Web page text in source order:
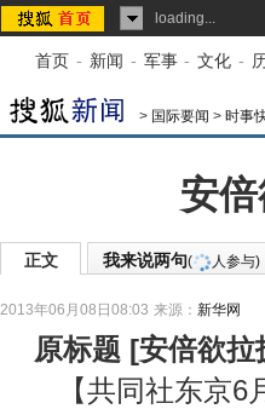
loading...
首页 - 新闻 - 军事 - 文化 -
> 国际要闻 > 时事
安
正文 我来说两句( 人参与)
2013年06月08日08:03 来源： 新华网
原标题 [安倍欲拉
【共同社东京6月